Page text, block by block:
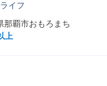
イフ
那覇市おもろまち
上